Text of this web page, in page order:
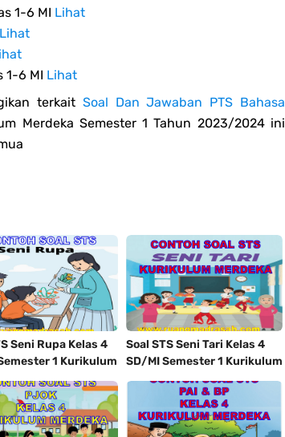
1-6 MI Lihat
Lihat
1-6 MI Lihat
terkait Soal Dan Jawaban PTS Bahasa
Merdeka Semester 1 Tahun 2023/2024 ini
Seni Rupa Kelas 4
1 Kurikulum
Tahun 2023/2024
Soal STS Seni Tari Kelas 4
SD/MI Semester 1 Kurikulum
Merdeka Tahun 2023/2024